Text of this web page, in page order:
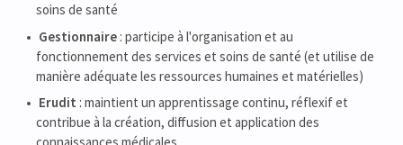
soins de santé
Gestionnaire : participe à l'organisation et au
fonctionnement des services et soins de santé (et utilise de
manière adéquate les ressources humaines et matérielles)
Erudit : maintient un apprentissage continu, réflexif et
contribue à la création, diffusion et application des